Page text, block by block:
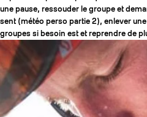
une pause, ressouder le groupe et
sent (météo perso partie 2), enlever
groupes si besoin est et reprendre de